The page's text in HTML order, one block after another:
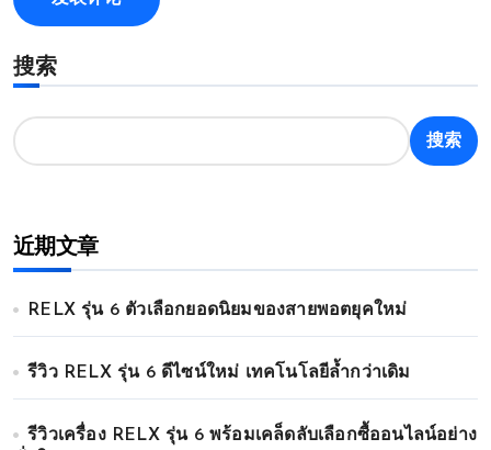
搜索
搜索
近期文章
RELX รุ่น 6 ตัวเลือกยอดนิยมของสายพอตยุคใหม่
รีวิว RELX รุ่น 6 ดีไซน์ใหม่ เทคโนโลยีล้ำกว่าเดิม
รีวิวเครื่อง RELX รุ่น 6 พร้อมเคล็ดลับเลือกซื้ออนไลน์อย่าง